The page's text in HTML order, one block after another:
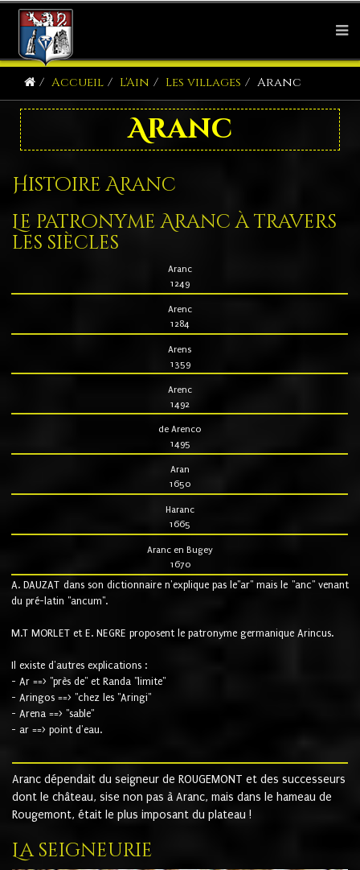
Accueil L'Ain Les villages Aranc
Aranc
Histoire Aranc
Le patronyme Aranc à travers
les siècles
Aranc
1249
Arenc
1284
Arens
1359
Arenc
1492
de Arenco
1495
Aran
1650
Haranc
1665
Aranc en Bugey
1670
A. DAUZAT dans son dictionnaire n'explique pas le"ar" mais le "anc" venant
du pré-latin "ancum".
M.T MORLET et E. NEGRE proposent le patronyme germanique Arincus.
Il existe d'autres explications :
- Ar ==> "près de" et Randa "limite"
- Aringos ==> "chez les "Aringi"
- Arena ==> "sable"
- ar ==> point d'eau.
Aranc dépendait du seigneur de ROUGEMONT et des successeurs
dont le château, sise non pas à Aranc, mais dans le hameau de
Rougemont, était le plus imposant du plateau !
La seigneurie